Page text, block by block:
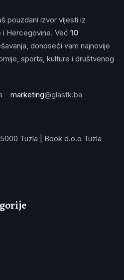
pouzdani izvor vijesti iz
i Hercegovine. Već 10
donoseći vam najnovije
sporta, kulture i društvenog
marketing@glastk.ba
Tuzla | Book d.o.o Tuzla